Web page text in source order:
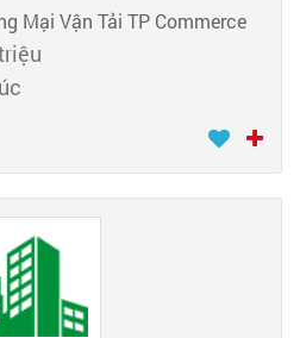
Mại Vận Tải TP Commerce